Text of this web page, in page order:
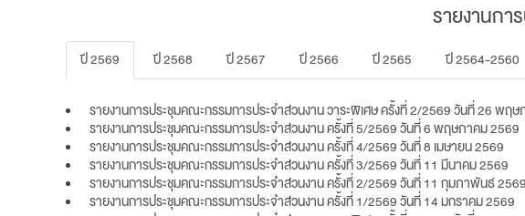
รายงานกา
ปี 2569 ปี 2568 ปี 2567 ปี 2566 ปี 2565 ปี 2564-2560
รายงานการประชุมคณะกรรมการประจำส่วนงาน วาระพิเศษ ครั้งที่ 2/2569 วันที่ 26 พฤ
รายงานการประชุมคณะกรรมการประจำส่วนงาน ครั้งที่ 5/2569 วันที่ 6 พฤษภาคม 2569
รายงานการประชุมคณะกรรมการประจำส่วนงาน ครั้งที่ 4/2569 วันที่ 8 เมษายน 2569
รายงานการประชุมคณะกรรมการประจำส่วนงาน ครั้งที่ 3/2569 วันที่ 11 มีนาคม 2569
รายงานการประชุมคณะกรรมการประจำส่วนงาน ครั้งที่ 2/2569 วันที่ 11 กุมภาพันธ์ 2569
รายงานการประชุมคณะกรรมการประจำส่วนงาน ครั้งที่ 1/2569 วันที่ 14 มกราคม 2569